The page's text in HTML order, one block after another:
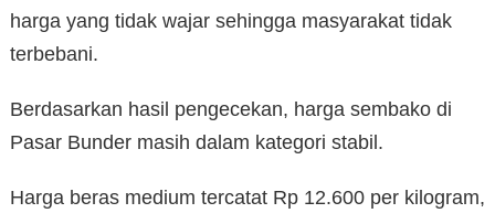
harga yang tidak wajar sehingga masyarakat tidak
terbebani.
Berdasarkan hasil pengecekan, harga sembako di
Pasar Bunder masih dalam kategori stabil.
Harga beras medium tercatat Rp 12.600 per kilogram,